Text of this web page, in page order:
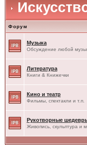
Форум
Музыка
Обсуждение любой
Литература
Книги & Книжечки
Кино и театр
Фильмы, спектакли и т.п.
Рукотворные
Живопись, скульптура и